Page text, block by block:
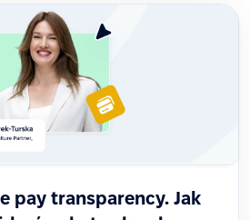
pay transparency. Jak